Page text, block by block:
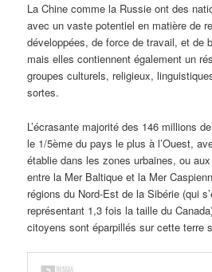
La Chine comme la Russie ont des
avec un vaste potentiel en matière de
développées, de force de travail, et de
mais elles contiennent également un
groupes culturels, religieux,
sortes.
L’écrasante majorité des 146 millions
le 1/5ème du pays le plus à l’Ouest,
établie dans les zones urbaines, ou
entre la Mer Baltique et la Mer
régions du Nord-Est de la Sibérie (qui
représentant 1,3 fois la taille du
citoyens sont éparpillés sur cette terre